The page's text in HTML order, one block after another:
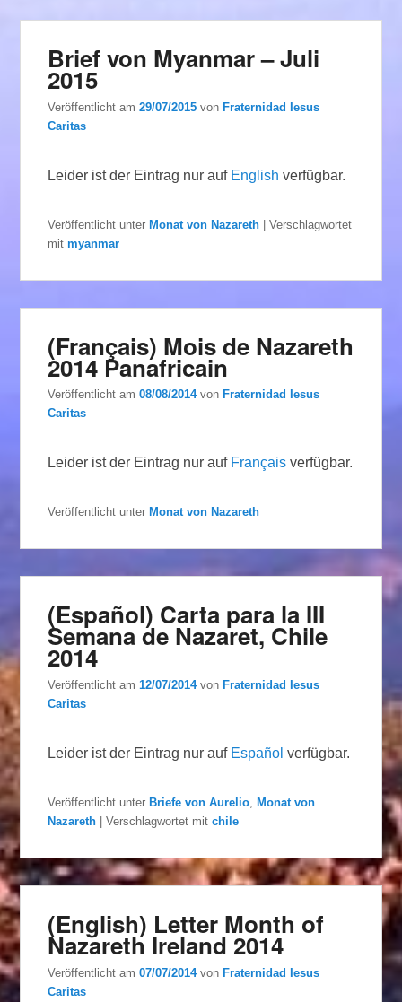
Brief von Myanmar – Juli
2015
Veröffentlicht am29/07/2015 vonFraternidad Iesus
Caritas
Leider ist der Eintrag nur auf English verfügbar.
Veröffentlicht unter Monat von Nazareth |Verschlagwortet
mit myanmar
(Français) Mois de Nazareth
2014 Panafricain
Veröffentlicht am08/08/2014 von Fraternidad Iesus
Caritas
Leider ist der Eintrag nur auf Français verfügbar.
Veröffentlicht unter Monat von Nazareth
(Español) Carta para la III
Semana de Nazaret, Chile
2014
Veröffentlicht am12/07/2014 von Fraternidad Iesus
Caritas
Leider ist der Eintrag nur auf Español verfügbar.
Veröffentlicht unter Briefe von Aurelio, Monat von
Nazareth
|Verschlagwortet mit chile
(English) Letter Month of
Nazareth Ireland 2014
Veröffentlicht am07/07/2014 von Fraternidad Iesus
Caritas